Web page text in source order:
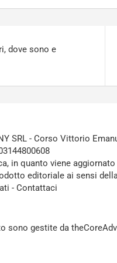
dove sono e
SRL - Corso Vittorio
in quanto viene
editoriale ai sensi
- Contattaci
sono gestite da theCoreAdv